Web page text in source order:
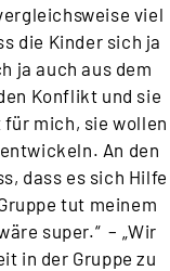
viel
die Kinder sich ja
ja auch aus dem
Konflikt und sie
für mich, sie wollen
An den
dass es sich Hilfe
tut meinem
super.“ – „Wir
in der Gruppe zu